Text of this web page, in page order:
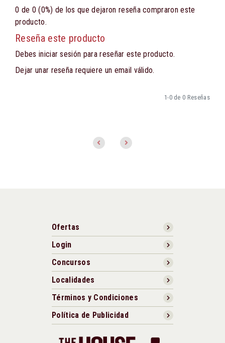
0 de 0 (0%) de los que dejaron reseña compraron este
producto.
Reseña este producto
Debes iniciar sesión para reseñar este producto.
Dejar unar reseña requiere un email válido.
1-0 de 0 Reseñas
Ofertas
Login
Concursos
Localidades
Términos y Condiciones
Política de Publicidad